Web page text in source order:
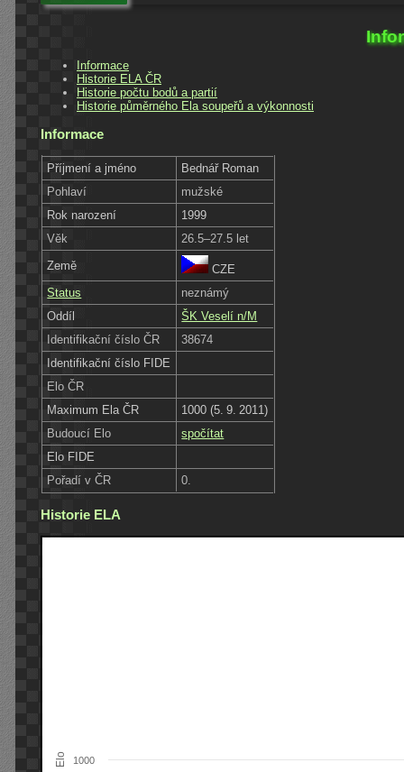
Informace
Historie ELA ČR
Historie počtu bodů a partií
Historie půměrného Ela soupeřů a výkonnosti
Informace
Příjmení a jméno
Bednář Roman
Pohlaví
mužské
Rok narození
1999
Věk
26.5–27.5 let
Země
CZE
Status
neznámý
Oddíl
ŠK Veselí n/M
Identifikační číslo ČR
38674
Identifikační číslo FIDE
Elo ČR
Maximum Ela ČR
1000 (5. 9. 2011)
Budoucí Elo
spočítat
Elo FIDE
Pořadí v ČR
0.
Historie ELA
Elo 1000